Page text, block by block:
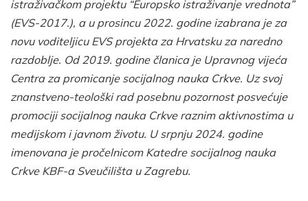
istraživačkom projektu “Europsko istraživanje vrednota”
(EVS-2017.), a u prosincu 2022. godine izabrana je za
novu voditeljicu EVS projekta za Hrvatsku za naredno
razdoblje. Od 2019. godine članica je Upravnog vijeća
Centra za promicanje socijalnog nauka Crkve. Uz svoj
znanstveno-teološki rad posebnu pozornost posvećuje
promociji socijalnog nauka Crkve raznim aktivnostima u
medijskom i javnom životu. U srpnju 2024. godine
imenovana je pročelnicom Katedre socijalnog nauka
Crkve KBF-a Sveučilišta u Zagrebu.